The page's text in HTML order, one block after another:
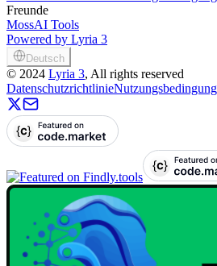
Freunde
MossAI Tools
Powered by Lyria 3
Deutsch
© 2024 Lyria 3, All rights reserved
Datenschutzrichtlinie